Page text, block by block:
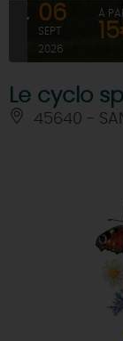
06
SEPT
2026
À
Le cyclo
45640 -